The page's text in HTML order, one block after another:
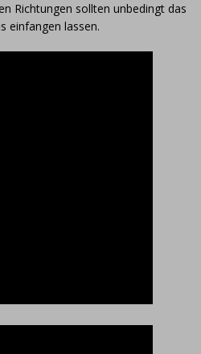
Richtungen sollten unbedingt das
einfangen lassen.